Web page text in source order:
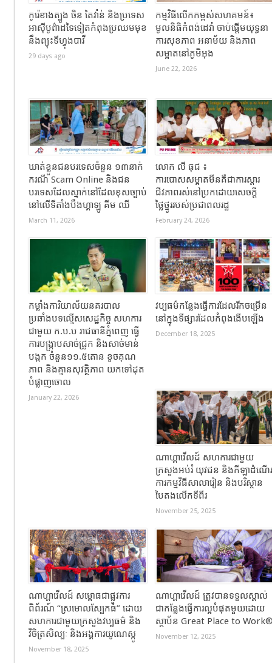
កូរ៉េខាងត្បូង ចិន តៃវ៉ាន់ និងប្រទេស
អាស៊ីបូព៌ាដទៃទៀតកំពុងប្រឈមមុខ
នឹងព្យុះទីហ្វុងបាវី
29 days ago
កម្មវិធីលើកកម្ពស់សហគមន៍៖
មូលនិធិកំពង់ដេវ៉ា ចាប់ផ្តើមយុទ្ធនា
ការសុខភាព អនាម័យ និងភាព
សម្អាតនៅភូមិអុង
June 22, 2026
ឃាត់ខ្លួនជនបរទេសចំនួន ១៣នាក់
ករណី Scam Online និងជន
បរទេសដែលស្នាក់នៅដែលខុសច្បាប់
នៅលើទីតាំងបឹងហ្គាឡូ គីម ឈី
March 11, 2026
លោក លី ធុជ ៖
ការបោសសម្អាតមីនគឺជាការស្តារ
ជីវភាពរស់នៅប្រកដោយសេចក្តី
ថ្លៃថ្នូររបស់ប្រជាពលរដ្ឋ
February 24, 2026
កម្លាំងការិយាល័យនគរបាល
ប្រឆាំងបទល្មើសសេដ្ឋកិច្ច សហការ
ជាមួយ ក.ប.ប រាជធានីភ្នំពេញ ធ្វើ
ការបង្ក្រាបសាច់ជ្រូក និងសាច់មាន់
បង្កក ចំនួន១១.៥តោន ខូចគុណ
ភាព និងគ្មានសុវត្ថិភាព យកទៅដុត
បំផ្លាញចោល
January 22, 2026
វប្បធម៌កន្លែងធ្វើការដែលរីកចម្រើន
នៅក្នុងទីផ្សារដែលកំពុងងើបឡើង
December 18, 2025
ណាហ្គាវើលដ៍ សហការជាមួយ
ក្រសួងអប់រំ យុវជន និងកីឡាដំណើរ
ការកម្មវិធីសាលារៀន និងបរិស្ថាន
បៃតងលើកទីពីរ
November 25, 2025
ណាហ្គាវើលដ៍ សម្ពោធជាផ្លូវការ
ពិព័រណ៍ “ស្រមោលស្បែកធំ” ដោយ
សហការជាមួយក្រសួងវប្បធម៌ និង
វិចិត្រសិល្បៈ និងអង្គការយូណេស្កូ
November 18, 2025
ណាហ្គាវើលដ៍ ត្រូវបានទទួលស្គាល់
ជាកន្លែងធ្វើការល្អបំផុតមួយដោយ
ស្ថាប័ន Great Place to
November 12, 2025